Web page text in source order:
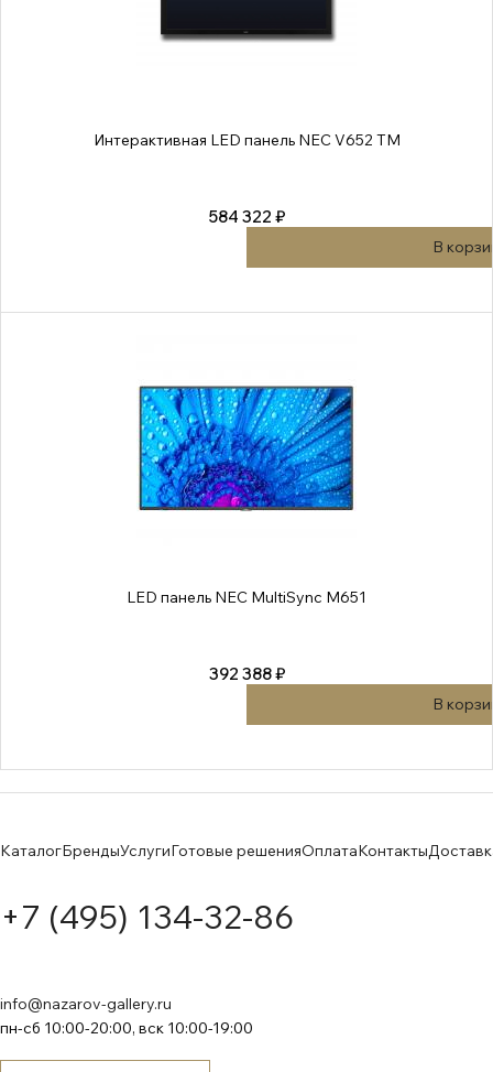
Интерактивная LED панель NEC V652 TM
584 322 ₽
В
LED панель NEC MultiSync M651
392 388 ₽
В
КаталогБрендыУслугиГотовые решенияОплатаКонтакты
+7 (495) 134-32-86
info@nazarov-gallery.ru
пн-сб 10:00-20:00, вск 10:00-19:00